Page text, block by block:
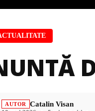
AUTOR Catalin Visan